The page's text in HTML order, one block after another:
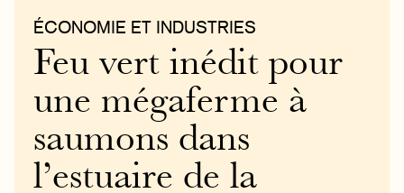
ÉCONOMIE ET INDUSTRIES
Feu vert inédit pour
une mégaferme à
saumons dans
l’estuaire de la